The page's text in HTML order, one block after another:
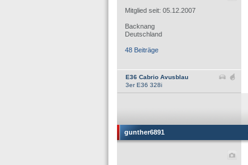
Mitglied seit: 05.12.2007
Backnang
Deutschland
48 Beiträge
E36 Cabrio Avusblau
3er E36 328i
gunther6891